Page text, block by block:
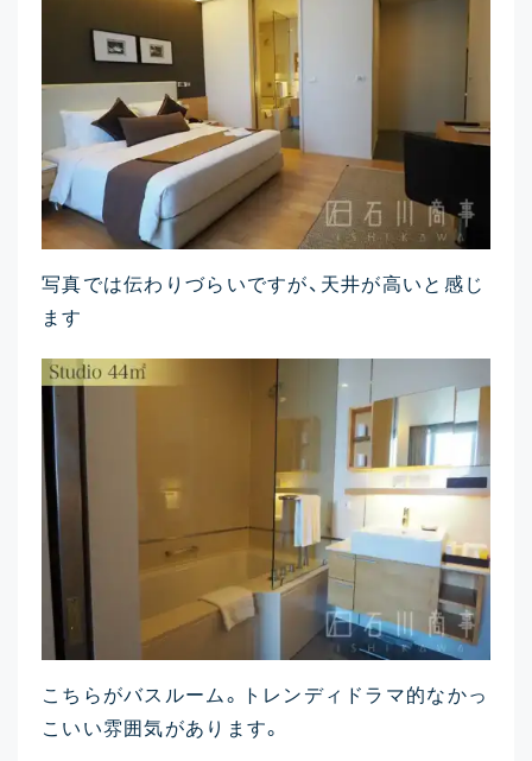
写真では伝わりづらいですが、天井が高いと感じ
ます
こちらがバスルーム。トレンディドラマ的なかっ
こいい雰囲気があります。